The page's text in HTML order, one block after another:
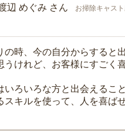
辺 めぐみ さん お掃除キャス
の時、今の自分からすると
うけれど、お客様にすごく
いろいろな方と出会えるこ
スキルを使って、人を喜ば